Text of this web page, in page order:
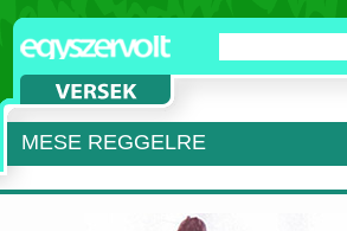
MESE REGGELRE